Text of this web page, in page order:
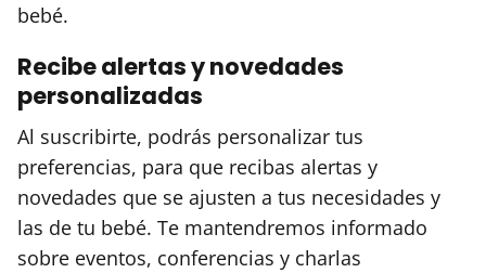
bebé.
Recibe alertas y novedades
personalizadas
Al suscribirte, podrás personalizar tus
preferencias, para que recibas alertas y
novedades que se ajusten a tus necesidades y
las de tu bebé. Te mantendremos informado
sobre eventos, conferencias y charlas